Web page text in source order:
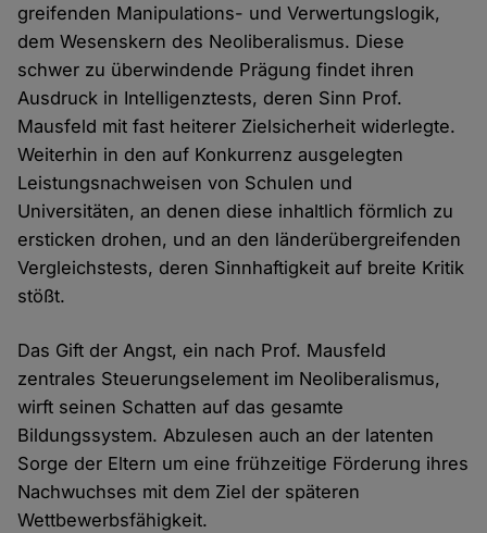
greifenden Manipulations- und Verwertungslogik,
dem Wesenskern des Neoliberalismus. Diese
schwer zu überwindende Prägung findet ihren
Ausdruck in Intelligenztests, deren Sinn Prof.
Mausfeld mit fast heiterer Zielsicherheit widerlegte.
Weiterhin in den auf Konkurrenz ausgelegten
Leistungsnachweisen von Schulen und
Universitäten, an denen diese inhaltlich förmlich zu
ersticken drohen, und an den länderübergreifenden
Vergleichstests, deren Sinnhaftigkeit auf breite Kritik
stößt.
Das Gift der Angst, ein nach Prof. Mausfeld
zentrales Steuerungselement im Neoliberalismus,
wirft seinen Schatten auf das gesamte
Bildungssystem. Abzulesen auch an der latenten
Sorge der Eltern um eine frühzeitige Förderung ihres
Nachwuchses mit dem Ziel der späteren
Wettbewerbsfähigkeit.